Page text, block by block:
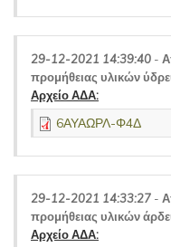
29-12-2021 14:39:40 -
προμήθειας υλικών
Αρχείο ΑΔΑ:
6ΑΥΑΩΡΛ-Φ4Δ
29-12-2021 14:33:27 -
προμήθειας υλικών
Αρχείο ΑΔΑ: